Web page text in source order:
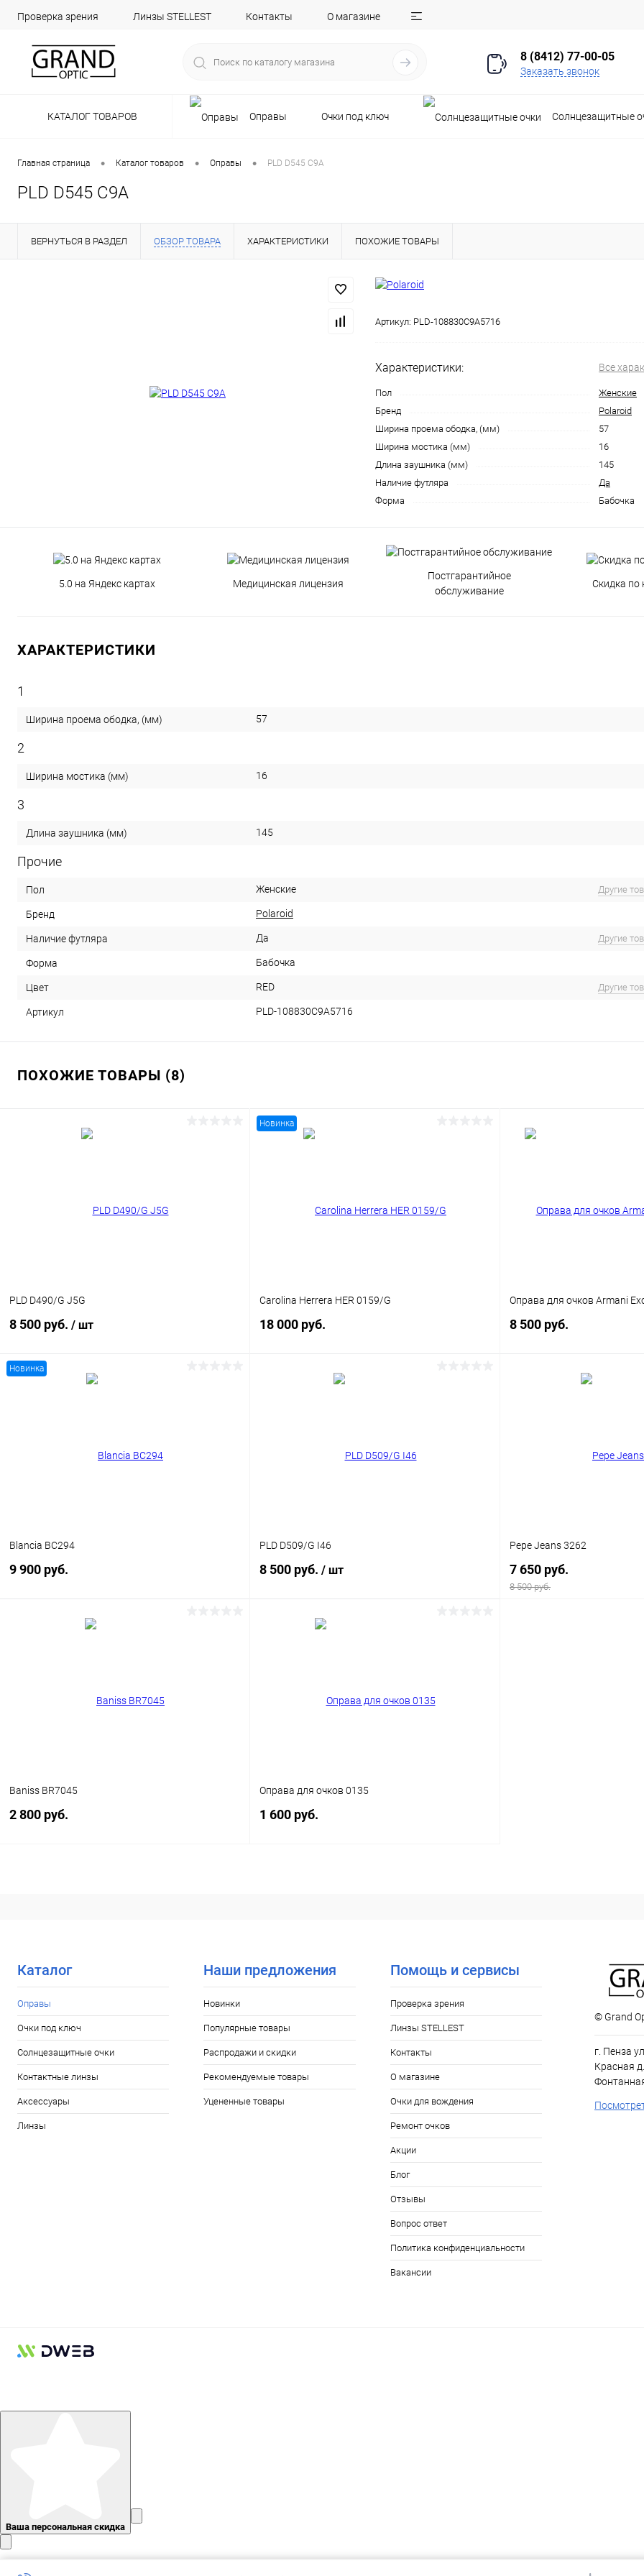
Проверка зрения Линзы STELLEST Контакты О магазине
8 (8412) 77-00-05
Заказать звонок
КАТАЛОГ ТОВАРОВ Оправы Очки под ключ Солнцезащитные
Главная страница • Каталог товаров • Оправы • PLD D545 C9A
PLD D545 C9A
ВЕРНУТЬСЯ В РАЗДЕЛ ОБЗОР ТОВАРА ХАРАКТЕРИСТИКИ ПОХОЖИЕ ТОВАРЫ
Артикул: PLD-108830C9A5716
Характеристики: Все
Пол
Женские
Бренд
Polaroid
Ширина проема ободка, (мм)
57
Ширина мостика (мм)
16
Длина заушника (мм)
145
Наличие футляра
Да
Форма
Бабочка
5.0 на Яндекс картах Медицинская лицензия
Постгарантийное
обслуживание
Скидка по
ХАРАКТЕРИСТИКИ
1
Ширина проема ободка, (мм) 57
2
Ширина мостика (мм) 16
3
Длина заушника (мм) 145
Прочие
Пол Женские Другие
Бренд Polaroid
Наличие футляра Да Другие
Форма Бабочка
Цвет RED Другие
Артикул PLD-108830C9A5716
ПОХОЖИЕ ТОВАРЫ (8)
PLD D490/G J5G
8 500 руб. / шт
Новинка
Carolina Herrera HER 0159/G
18 000 руб.
Оправа для очков Armani
8 500 руб.
Новинка
Blancia BC294
9 900 руб.
PLD D509/G I46
8 500 руб. / шт
Pepe Jeans 3262
7 650 руб.
8 500 руб.
Baniss BR7045
2 800 руб.
Оправа для очков 0135
1 600 руб.
Каталог
Оправы
Очки под ключ
Солнцезащитные очки
Контактные линзы
Аксессуары
Линзы
Наши предложения
Новинки
Популярные товары
Распродажи и скидки
Рекомендуемые товары
Уцененные товары
Помощь и сервисы
Проверка зрения
Линзы STELLEST
Контакты
О магазине
Очки для вождения
Ремонт очков
Акции
Блог
Отзывы
Вопрос ответ
Политика конфиденциальности
Вакансии
© Grand
г. Пенза
Красная
Ваша персональная скидка